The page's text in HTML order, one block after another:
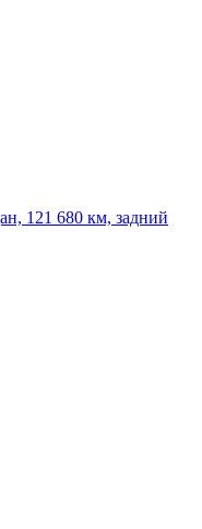
121 680 км, задний